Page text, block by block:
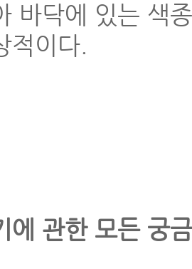
바닥에 있는 색
적이다.
에 관한 모든 궁